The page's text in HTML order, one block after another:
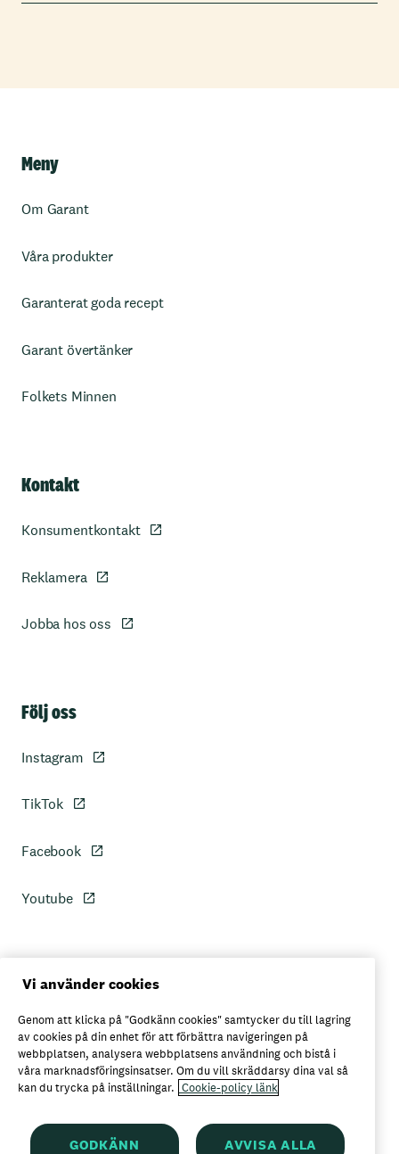
Meny
Om Garant
Våra produkter
Garanterat goda recept
Garant övertänker
Folkets Minnen
Kontakt
Konsumentkontakt
Reklamera
Jobba hos oss
Följ oss
Instagram
TikTok
Facebook
Youtube
Personuppgiftspolicy
Axfoods integritetspolicy
Här kan du köpa Garant
Vi använder cookies
Genom att klicka på "Godkänn cookies" samtycker du till lagring
av cookies på din enhet för att förbättra navigeringen på
webbplatsen, analysera webbplatsens användning och bistå i
våra marknadsföringsinsatser. Om du vill skräddarsy dina val så
kan du trycka på inställningar. Cookie-policy länk
GODKÄNN
AVVISA ALLA